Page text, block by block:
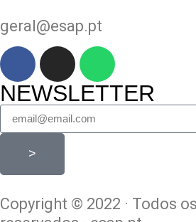
geral@esap.pt
NEWSLETTER
>
Copyright © 2022 · Todos